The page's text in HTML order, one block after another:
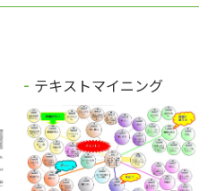
テキストマイニング